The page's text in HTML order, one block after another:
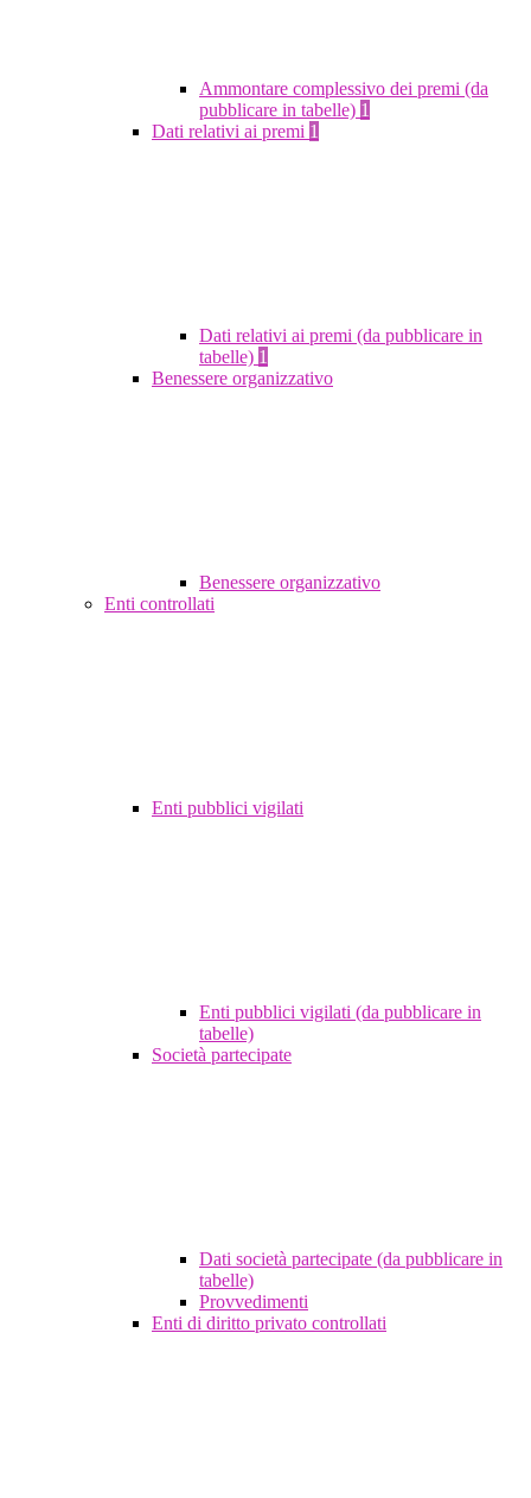
Ammontare complessivo dei premi (da
pubblicare in tabelle) 1
Dati relativi ai premi 1
Dati relativi ai premi (da pubblicare in
tabelle) 1
Benessere organizzativo
Benessere organizzativo
Enti controllati
Enti pubblici vigilati
Enti pubblici vigilati (da pubblicare in
tabelle)
Società partecipate
Dati società partecipate (da pubblicare in
tabelle)
Provvedimenti
Enti di diritto privato controllati